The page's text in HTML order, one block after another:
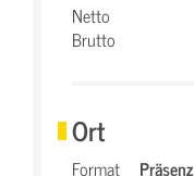
Netto
Brutto
Ort
Format
Präsenz